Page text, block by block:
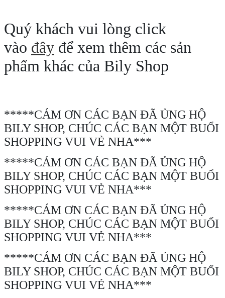
Quý khách vui lòng click
vào đây để xem thêm các sản
phẩm khác của Bily Shop
*****CÁM ƠN CÁC BẠN ĐÃ ỦNG HỘ
BILY SHOP, CHÚC CÁC BẠN MỘT BUỔI
SHOPPING VUI VẺ NHA***
*****CÁM ƠN CÁC BẠN ĐÃ ỦNG HỘ
BILY SHOP, CHÚC CÁC BẠN MỘT BUỔI
SHOPPING VUI VẺ NHA***
*****CÁM ƠN CÁC BẠN ĐÃ ỦNG HỘ
BILY SHOP, CHÚC CÁC BẠN MỘT BUỔI
SHOPPING VUI VẺ NHA***
*****CÁM ƠN CÁC BẠN ĐÃ ỦNG HỘ
BILY SHOP, CHÚC CÁC BẠN MỘT BUỔI
SHOPPING VUI VẺ NHA***